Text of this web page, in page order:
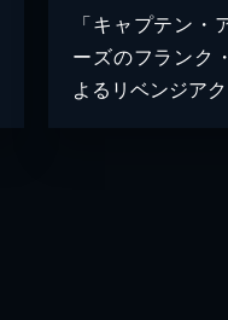
「キャプテン・
ーズのフランク
よるリベンジア